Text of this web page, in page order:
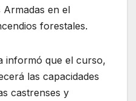
Armadas en el
forestales.
informó que el curso,
las capacidades
castrenses y